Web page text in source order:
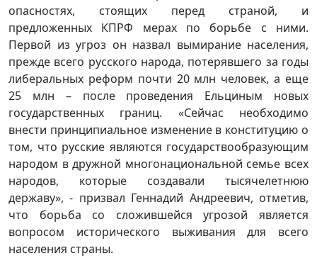
опасностях, стоящих перед страной, и
предложенных КПРФ мерах по борьбе с ними.
Первой из угроз он назвал вымирание населения,
прежде всего русского народа, потерявшего за годы
либеральных реформ почти 20 млн человек, а еще
25 млн – после проведения Ельциным новых
государственных границ. «Сейчас необходимо
внести принципиальное изменение в конституцию о
том, что русские являются государствообразующим
народом в дружной многонациональной семье всех
народов, которые создавали тысячелетнюю
державу», - призвал Геннадий Андреевич, отметив,
что борьба со сложившейся угрозой является
вопросом исторического выживания для всего
населения страны.